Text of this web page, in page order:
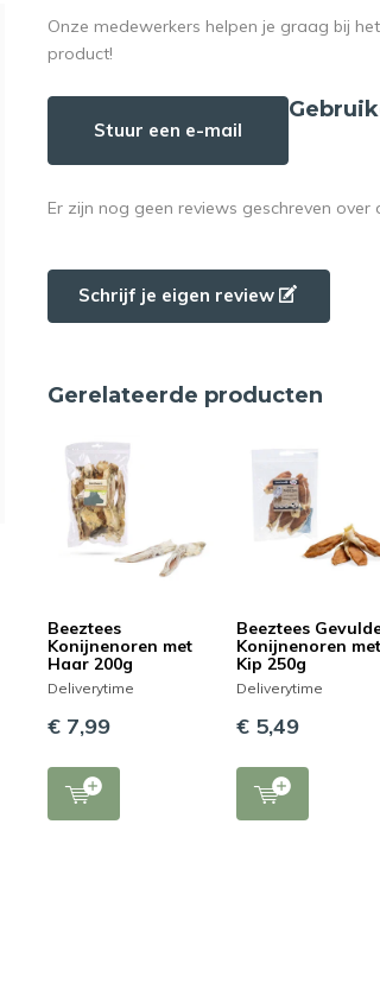
Onze medewerkers helpen je graag bij
product!
Stuur een e-mail
Er zijn nog geen reviews geschreven over
Schrijf je eigen review
Gerelateerde producten
Beeztees
Konijnenoren met
Haar 200g
Deliverytime
€ 7,99
Beeztees
Konijnenoren met
Kip 250g
Deliverytime
€ 5,49